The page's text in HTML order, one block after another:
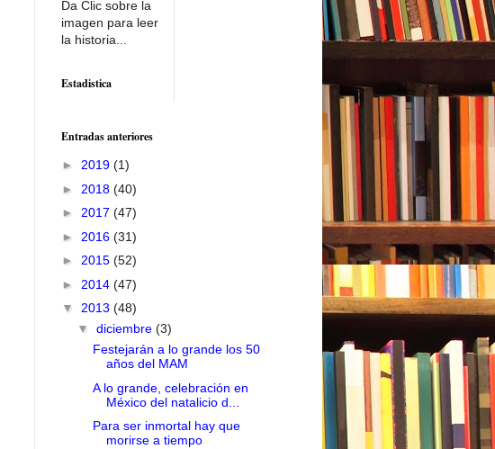
Da Clic sobre la
imagen para leer
la historia...
Estadistica
Entradas anteriores
► 2019 (1)
► 2018 (40)
► 2017 (47)
► 2016 (31)
► 2015 (52)
► 2014 (47)
▼ 2013 (48)
▼ diciembre (3)
Festejarán a lo grande los 50
años del MAM
A lo grande, celebración en
México del natalicio d...
Para ser inmortal hay que
morirse a tiempo